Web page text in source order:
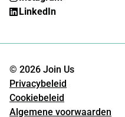
LinkedIn
© 2026 Join Us
Privacybeleid
Cookiebeleid
Algemene voorwaarden